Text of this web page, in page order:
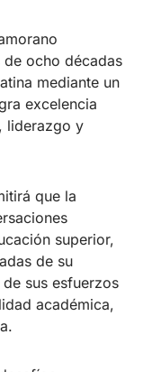
ocho décadas
mediante un
excelencia
liderazgo y
que la
superior,
de su
sus esfuerzos
académica,